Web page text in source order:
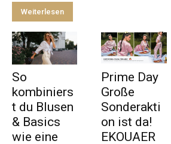
Weiterlesen
So
kombiniers
t du Blusen
& Basics
wie eine
Prime Day
Große
Sonderakti
on ist da!
EKOUAER